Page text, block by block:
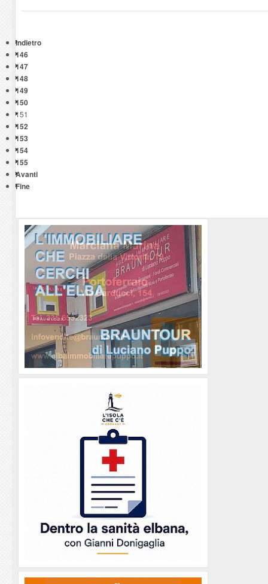
Indietro
146
147
148
149
150
151
152
153
154
155
Avanti
Fine